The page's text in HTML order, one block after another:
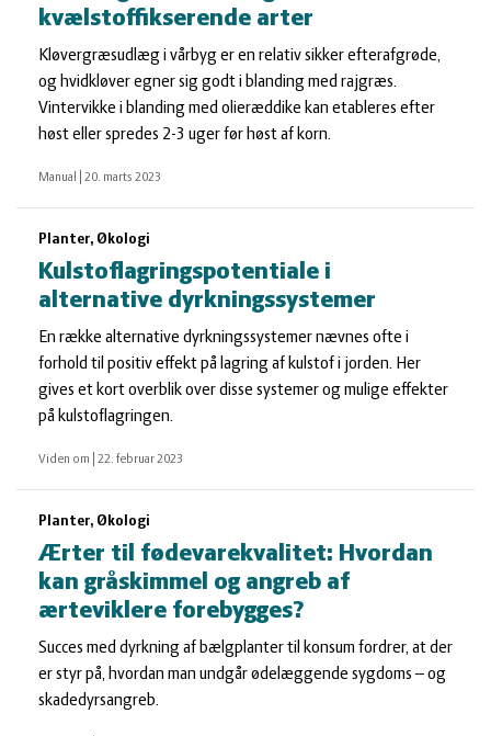
kvælstoffikserende arter
Kløvergræsudlæg i vårbyg er en relativ sikker efterafgrøde,
og hvidkløver egner sig godt i blanding med rajgræs.
Vintervikke i blanding med olieræddike kan etableres efter
høst eller spredes 2-3 uger før høst af korn.
Manual 20. marts 2023
Planter, Økologi
Kulstoflagringspotentiale i
alternative dyrkningssystemer
En række alternative dyrkningssystemer nævnes ofte i
forhold til positiv effekt på lagring af kulstof i jorden. Her
gives et kort overblik over disse systemer og mulige effekter
på kulstoflagringen.
Viden om 22. februar 2023
Planter, Økologi
Ærter til fødevarekvalitet: Hvordan
kan gråskimmel og angreb af
ærteviklere forebygges?
Succes med dyrkning af bælgplanter til konsum fordrer, at der
er styr på, hvordan man undgår ødelæggende sygdoms – og
skadedyrsangreb.